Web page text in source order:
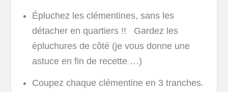
Épluchez les clémentines, sans les
détacher en quartiers !! Gardez les
épluchures de côté (je vous donne une
astuce en fin de recette …)
Coupez chaque clémentine en 3 tranches.